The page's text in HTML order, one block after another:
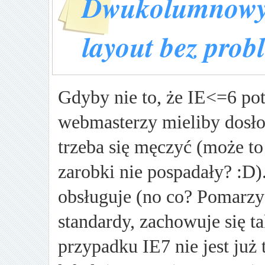
layout bez
Gdyby nie to, że IE<=6
webmasterzy mieliby
trzeba się męczyć (może
zarobki nie pospadały?
obsługuje (no co?
standardy, zachowuje się
przypadku IE7 nie jest już